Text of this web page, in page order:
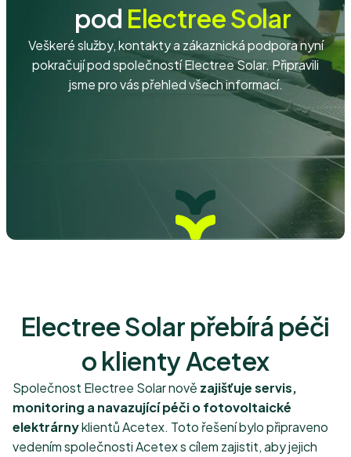
pod Electree Solar
Veškeré služby, kontakty a zákaznická podpora nyní
pokračují pod společností Electree Solar. Připravili
jsme pro vás přehled všech informací.
Electree Solar přebírá péči
o klienty Acetex
Společnost Electree Solar nově zajišťuje servis,
monitoring a navazující péči o fotovoltaické
elektrárnyklientů Acetex. Toto řešení bylo připraveno
vedením společnosti Acetex s cílem zajistit, aby jejich